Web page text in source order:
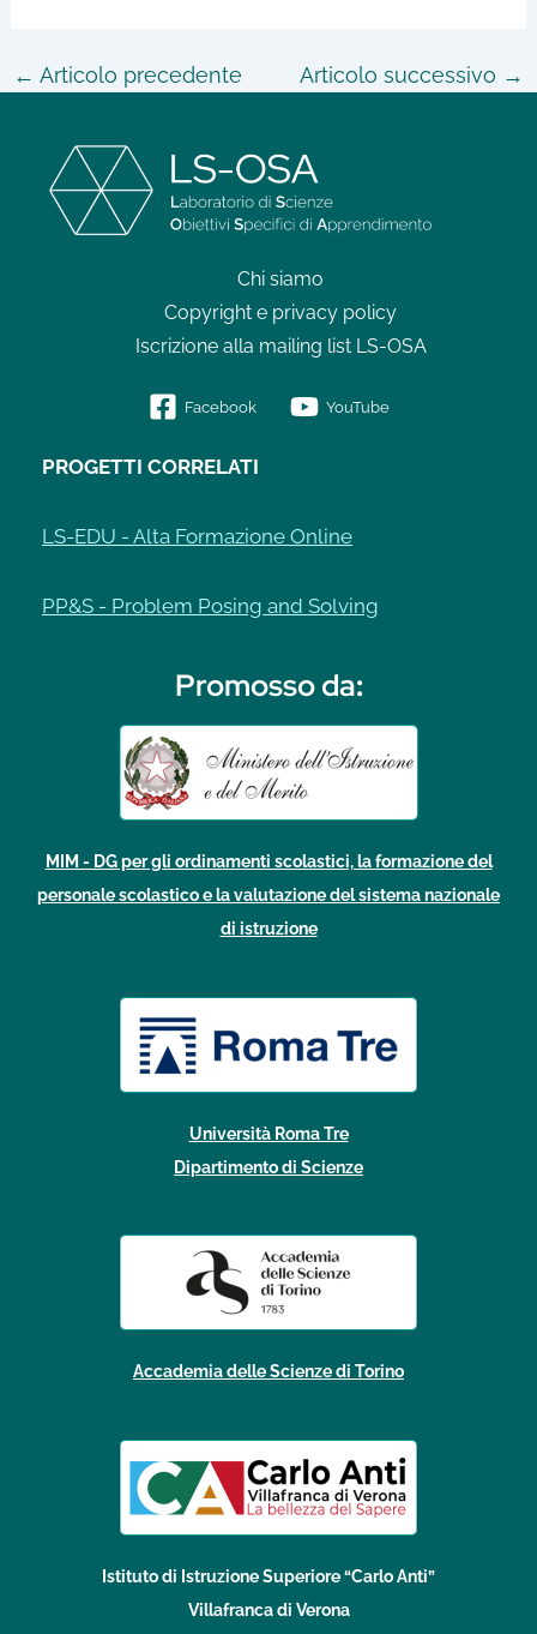
← Articolo precedente Articolo successivo →
Chi siamo
Copyright e privacy policy
Iscrizione alla mailing list LS-OSA
Facebook YouTube
PROGETTI CORRELATI
LS-EDU - Alta Formazione Online
PP&S - Problem Posing and Solving
Promosso da:
MIM - DG per gli ordinamenti scolastici, la formazione del
personale scolastico e la valutazione del sistema nazionale
di istruzione
Università Roma Tre
Dipartimento di Scienze
Accademia delle Scienze di Torino
Istituto di Istruzione Superiore “Carlo Anti”
Villafranca di Verona